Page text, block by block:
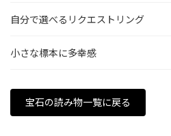
自分で選べるリクエストリング
小さな標本に多幸感
宝石の読み物一覧に戻る